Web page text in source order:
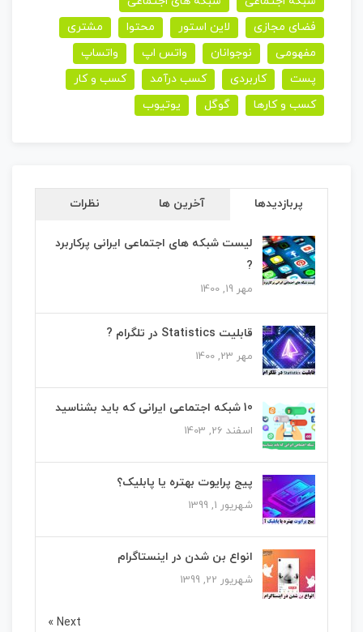
فضای مجازی
لاین استور محتوا
مشتری
مفهومی
نوجوانان واتس اپ
واتساپ
پست
کاربردی کسب درآمد
کسب و کار
کسب و کارها
گوگل یوتیوب
پربازدیدها آخرین ها نظرات
لیست شبکه های اجتماعی ایرانی پرکاربرد
?
مهر 19, 1400
قابلیت Statistics در تلگرام ?
مهر 23, 1400
10 شبکه اجتماعی ایرانی که باید بشناسید
اسفند 26, 1403
پیج پرایوت بهتره یا پابلیک؟
شهریور 1, 1399
انواع بن شدن در اینستاگرام
شهریور 22, 1399
Next »